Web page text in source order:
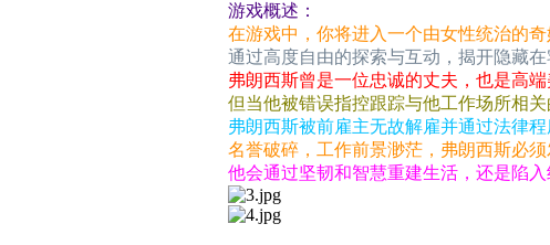
游戏概述：
在游戏中，你将进入一个由女性统治的奇
通过高度自由的探索与互动，揭开隐藏在
弗朗西斯曾是一位忠诚的丈夫，也是高
但当他被错误指控跟踪与他工作场所相
弗朗西斯被前雇主无故解雇并通过法律
名誉破碎，工作前景渺茫，弗朗西斯必
他会通过坚韧和智慧重建生活，还是陷入